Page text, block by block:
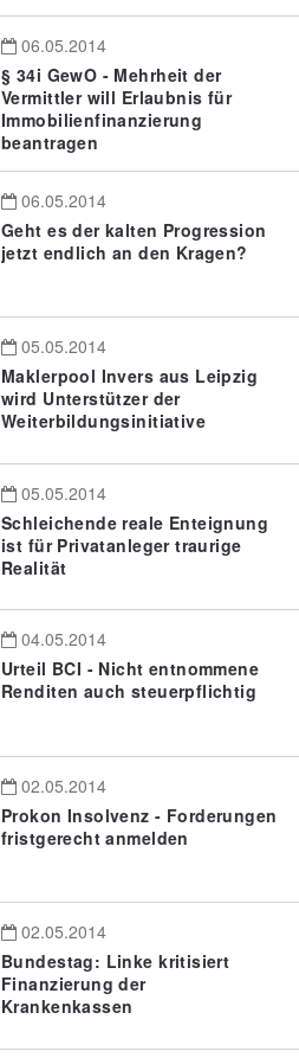
06.05.2014
§ 34i GewO - Mehrheit der
Vermittler will Erlaubnis für
Immobilienfinanzierung
beantragen
06.05.2014
Geht es der kalten Progression
jetzt endlich an den Kragen?
05.05.2014
Maklerpool Invers aus Leipzig
wird Unterstützer der
Weiterbildungsinitiative
05.05.2014
Schleichende reale Enteignung
ist für Privatanleger traurige
Realität
04.05.2014
Urteil BCI - Nicht entnommene
Renditen auch steuerpflichtig
02.05.2014
Prokon Insolvenz - Forderungen
fristgerecht anmelden
02.05.2014
Bundestag: Linke kritisiert
Finanzierung der
Krankenkassen